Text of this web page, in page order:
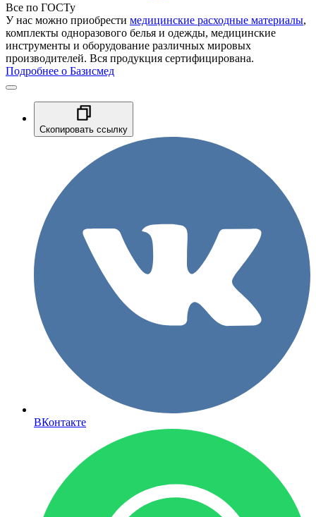
Все по ГОСТу
У нас можно приобрести медицинские расходные материалы,
комплекты одноразового белья и одежды, медицинские
инструменты и оборудование различных мировых
производителей. Вся продукция сертифицирована.
Подробнее о Базисмед
Скопировать ссылку
ВКонтакте